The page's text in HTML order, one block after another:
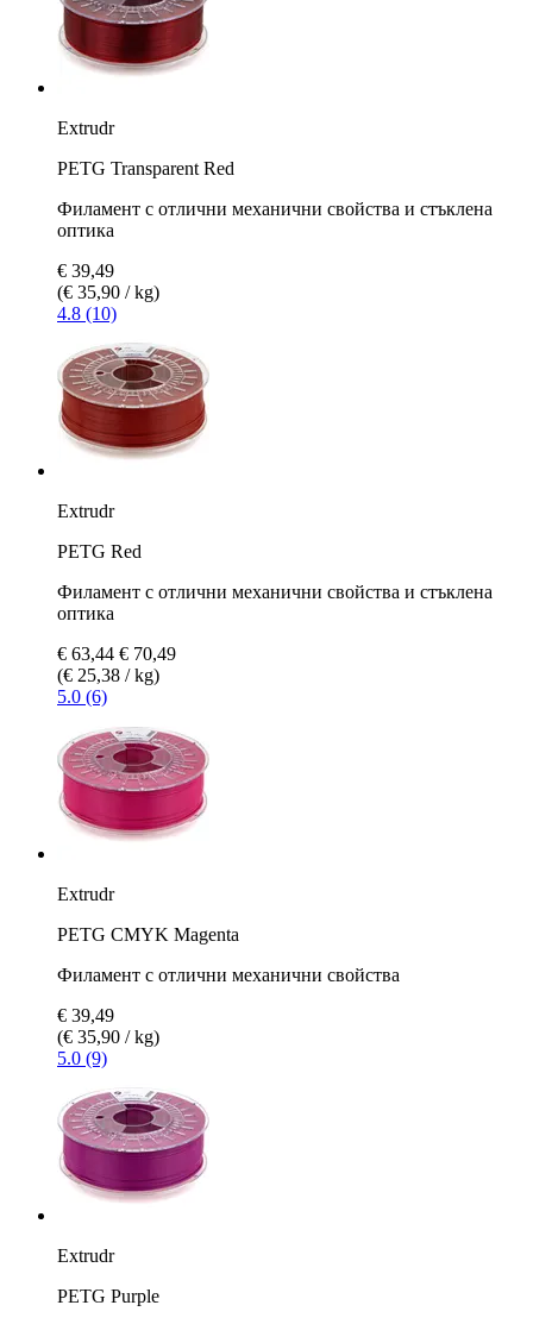
Extrudr
PETG Transparent Red
Филамент с отлични механични свойства и стъклена
оптика
€ 39,49
(€ 35,90 / kg)
4.8 (10)
Extrudr
PETG Red
Филамент с отлични механични свойства и стъклена
оптика
€ 63,44 € 70,49
(€ 25,38 / kg)
5.0 (6)
Extrudr
PETG CMYK Magenta
Филамент с отлични механични свойства
€ 39,49
(€ 35,90 / kg)
5.0 (9)
Extrudr
PETG Purple